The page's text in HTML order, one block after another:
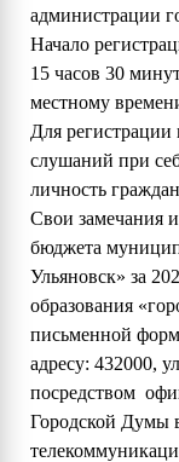
администрации
Начало
15 часов 30
местному
Для регистрации
слушаний при
личность
Свои замечания
бюджета
Ульяновск» за
образования
письменной
адресу: 432000,
посредством
Городской Думы